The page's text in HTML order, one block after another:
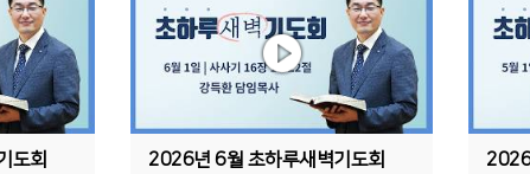
도회 2026년 6월 초하루새벽기도회